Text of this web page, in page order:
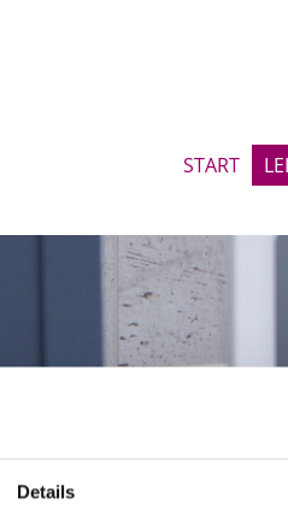
Details
START